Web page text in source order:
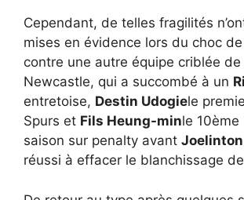
Cependant, de telles fragilités
mises en évidence lors du choc
contre une autre équipe criblée
Newcastle, qui a succombé à un
entretoise, Destin Udogiele
Spurs et Fils Heung-minle
saison sur penalty avant Joelinton
réussi à effacer le blanchissage